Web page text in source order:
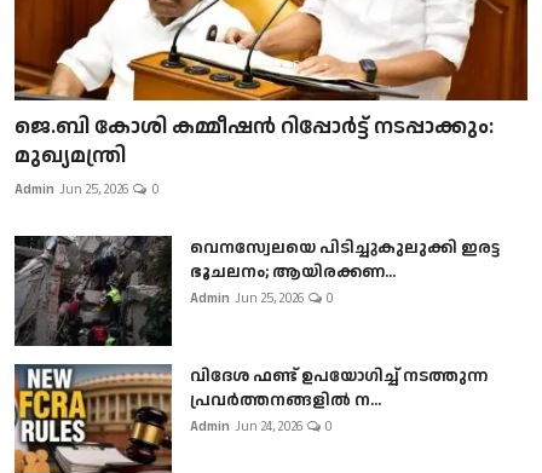
ജെ.ബി കോശി കമ്മീഷൻ റിപ്പോർട്ട് നടപ്പാക്കും:
മുഖ്യമന്ത്രി
Admin Jun 25, 2026 0
വെനസ്വേലയെ പിടിച്ചുകുലുക്കി ഇരട്ട
ഭൂചലനം; ആയിരക്കണ...
Admin Jun 25, 2026 0
വിദേശ ഫണ്ട് ഉപയോഗിച്ച് നടത്തുന്ന
പ്രവർത്തനങ്ങളിൽ ന...
Admin Jun 24, 2026 0